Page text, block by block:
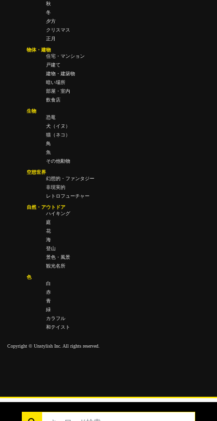
秋
冬
夕方
クリスマス
正月
物体・建物
住宅・マンション
戸建て
建物・建築物
暗い場所
部屋・室内
飲食店
生物
恐竜
犬（イヌ）
猫（ネコ）
鳥
魚
その他動物
空想世界
幻想的・ファンタジー
非現実的
レトロフューチャー
自然・アウトドア
ハイキング
庭
花
海
登山
景色・風景
観光名所
色
白
赤
青
緑
カラフル
和テイスト
Copyright © Unstylish Inc. All rights reserved.